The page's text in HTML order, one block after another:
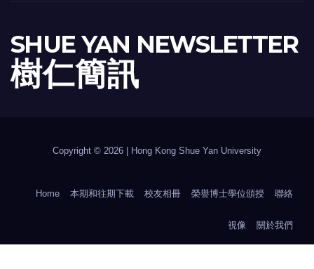
SHUE YAN NEWSLETTER
樹 仁 簡 訊
Copyright © 2026 | Hong Kong Shue Yan University
Home 本期和往期下載 校友相冊 榮譽博士學位頒授 聯絡
視像 關於我們